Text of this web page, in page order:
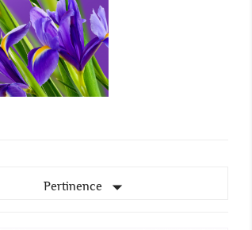
Pertinence 